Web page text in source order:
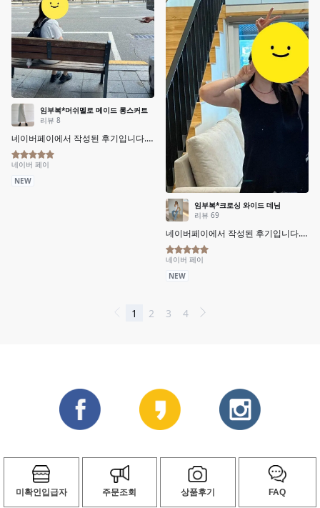
미확인입급자 주문조회 상품후기 FAQ